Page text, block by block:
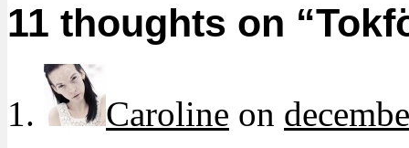
11 thoughts on “
Caroline on